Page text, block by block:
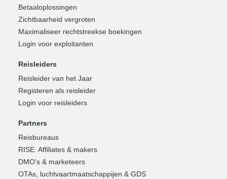
Betaaloplossingen
Zichtbaarheid vergroten
Maximaliseer rechtstreekse boekingen
Login voor exploitanten
Reisleiders
Reisleider van het Jaar
Registeren als reisleider
Login voor reisleiders
Partners
Reisbureaus
RISE: Affiliates & makers
DMO's & marketeers
OTAs, luchtvaartmaatschappijen & GDS